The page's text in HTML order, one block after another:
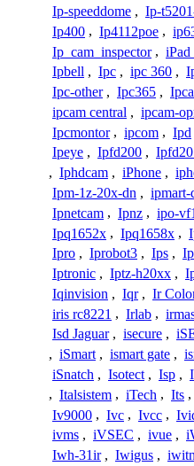
Ip-speeddome , Ip-
Ip400 , Ip4112poe ,
Ip_cam_inspector , iPad
Ipbell , Ipc , ipc 360 ,
Ipc-other , Ipc365 ,
ipcam central , ipcam-
Ipcmontor , ipcom , Ipd
Ipeye , Ipfd200 ,
, Iphdcam , iPhone ,
Ipm-1z-20x-dn , ipmart-
Ipnetcam , Ipnz , ipo-
Ipq1652x , Ipq1658x ,
Ipro , Iprobot3 , Ips ,
Iptronic , Iptz-h20xx ,
Iqinvision , Iqr , Ir
iris rc8221 , Irlab ,
Isd Jaguar , isecure ,
, iSmart , ismart gate ,
iSnatch , Isotect , Isp ,
, Italsistem , iTech , Its ,
Iv9000 , Ivc , Ivcc ,
ivms , iVSEC , ivue ,
Iwh-31ir , Iwigus ,